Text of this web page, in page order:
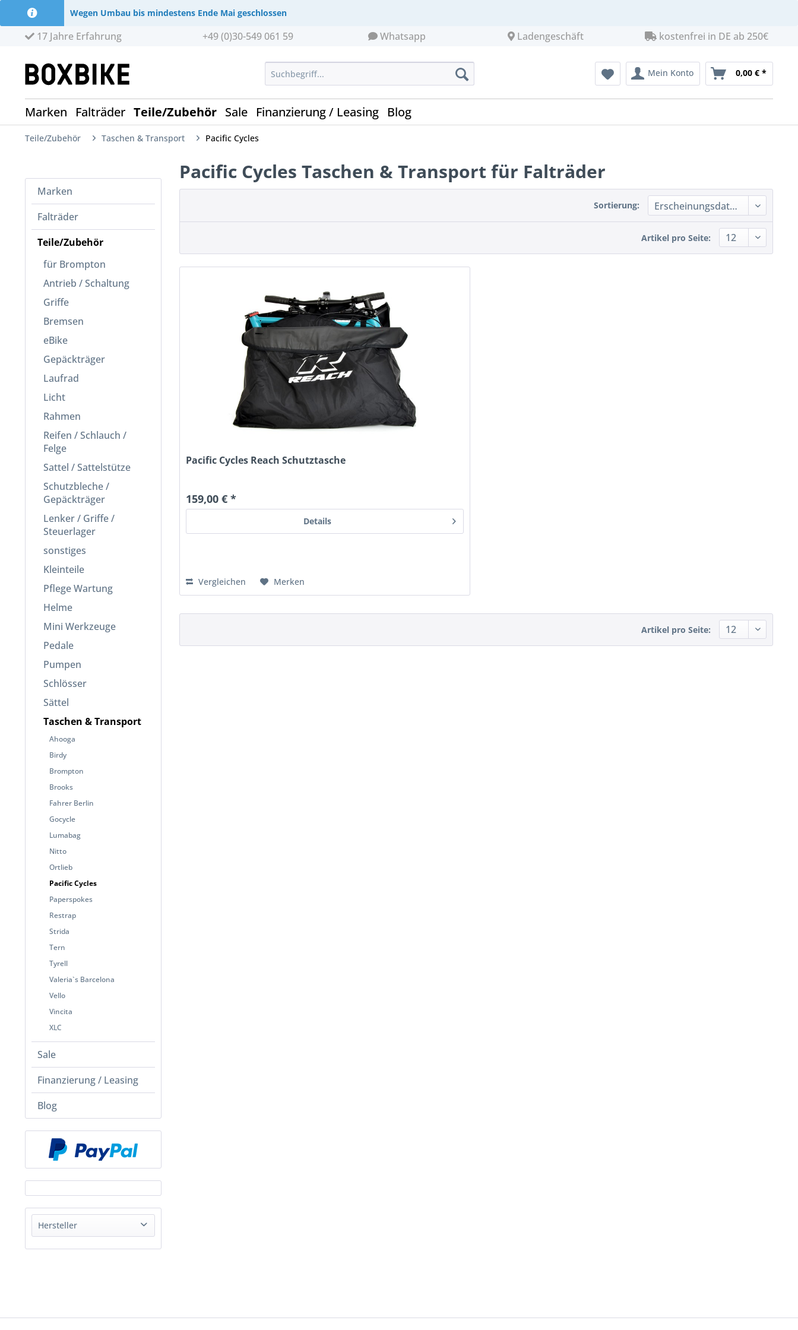
Wegen Umbau bis mindestens Ende Mai geschlossen
17 Jahre Erfahrung +49 (0)30-549 061 59 Whatsapp Ladengeschäft kostenfrei in DE ab 250€
Mein Konto 0,00 € *
Marken Falträder Teile/Zubehör Sale Finanzierung / Leasing Blog
Teile/Zubehör Taschen & Transport Pacific Cycles
Marken
Falträder
Teile/Zubehör
für Brompton
Antrieb / Schaltung
Griffe
Bremsen
eBike
Gepäckträger
Laufrad
Licht
Rahmen
Reifen / Schlauch /
Felge
Sattel / Sattelstütze
Schutzbleche /
Gepäckträger
Lenker / Griffe /
Steuerlager
sonstiges
Kleinteile
Pflege Wartung
Helme
Mini Werkzeuge
Pedale
Pumpen
Schlösser
Sättel
Taschen & Transport
Ahooga
Birdy
Brompton
Brooks
Fahrer Berlin
Gocycle
Lumabag
Nitto
Ortlieb
Pacific Cycles
Paperspokes
Restrap
Strida
Tern
Tyrell
Valeria`s Barcelona
Vello
Vincita
XLC
Sale
Finanzierung / Leasing
Blog
Hersteller
Pacific Cycles
Pacific Cycles Taschen & Transport für Falträder
Sortierung:
Artikel pro Seite:
Pacific Cycles Reach Schutztasche
159,00 € *
Details
Vergleichen Merken
Artikel pro Seite: